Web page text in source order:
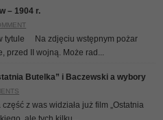
– 1904 r.
tytule
Na zdjęciu wstępnym pożar
przed II wojną. Może rad...
Butelka” i Baczewski a wybory
z was widziała już film „Ostatnia